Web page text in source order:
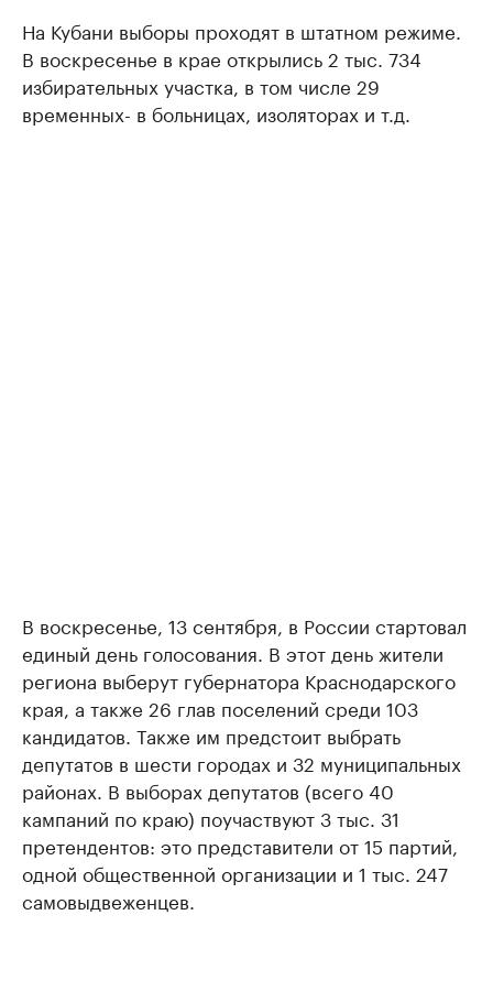
На Кубани выборы проходят в штатном режиме.
В воскресенье в крае открылись 2 тыс. 734
избирательных участка, в том числе 29
временных- в больницах, изоляторах и т.д.
В воскресенье, 13 сентября, в России стартовал
единый день голосования. В этот день жители
региона выберут губернатора Краснодарского
края, а также 26 глав поселений среди 103
кандидатов. Также им предстоит выбрать
депутатов в шести городах и 32 муниципальных
районах. В выборах депутатов (всего 40
кампаний по краю) поучаствуют 3 тыс. 31
претендентов: это представители от 15 партий,
одной общественной организации и 1 тыс. 247
самовыдвеженцев.